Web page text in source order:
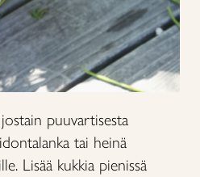
puuvartisesta
tai heinä
Lisää kukkia pienissä